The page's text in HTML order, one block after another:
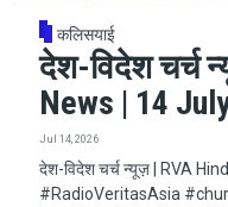
कलिसयाई
देश-विदेश चर्च
News | 14
Jul 14, 2026
देश-विदेश चर्च न्यूज़ | RVA
#RadioVeritasAsia​​​​​